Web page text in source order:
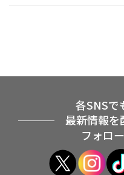
各SNSで
最新情報を
フォロ